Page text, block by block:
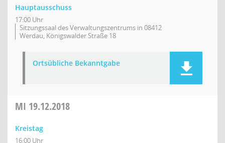
Hauptausschuss
17:00 Uhr
Sitzungssaal des Verwaltungszentrums in 08412
Werdau, Königswalder Straße 18
Ortsübliche Bekanntgabe
MI 19.12.2018
Kreistag
16:00 Uhr